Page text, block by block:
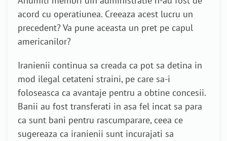
acord cu operatiunea. Creeaza acest lucru un
precedent? Va pune aceasta un pret pe capul
americanilor?
Iranienii continua sa creada ca pot sa detina in
mod ilegal cetateni straini, pe care sa-i
foloseasca ca avantaje pentru a obtine concesii.
Banii au fost transferati in asa fel incat sa para
ca sunt bani pentru rascumparare, ceea ce
sugereaza ca iranienii sunt incurajati sa